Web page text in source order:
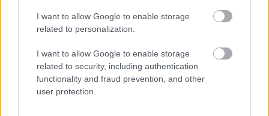
I want to allow Google to enable storage
related to personalization.
I want to allow Google to enable storage
related to security, including authentication
functionality and fraud prevention, and other
user protection.
Cikkek
Az Európai Unió dönthet a
lefagyasztott orosz vagyon
sorsáról